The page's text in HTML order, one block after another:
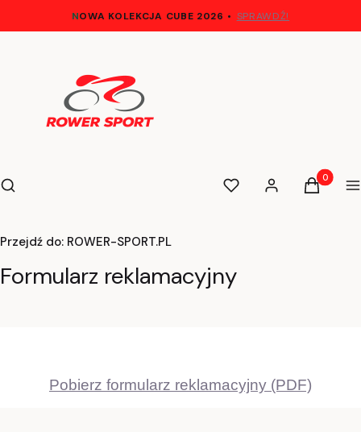
NOWA KOLEKCJA CUBE 2026 • SPRAWDŹ!
Otwórz wyszukiwarkę
Szukaj UlubioneZaloguj sięProdukty
Koszyk
Przejdź do: ROWER-SPORT.PL
Formularz reklamacyjny
Pobierz formularz reklamacyjny (PDF)